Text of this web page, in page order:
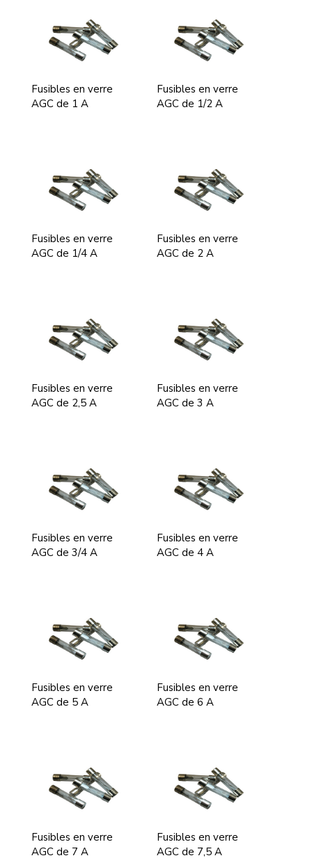
Fusibles en verre
AGC de 1 A
Fusibles en verre
AGC de 1/2 A
Fusibles en verre
AGC de 1/4 A
Fusibles en verre
AGC de 2 A
Fusibles en verre
AGC de 2,5 A
Fusibles en verre
AGC de 3 A
Fusibles en verre
AGC de 3/4 A
Fusibles en verre
AGC de 4 A
Fusibles en verre
AGC de 5 A
Fusibles en verre
AGC de 6 A
Fusibles en verre
AGC de 7 A
Fusibles en verre
AGC de 7,5 A